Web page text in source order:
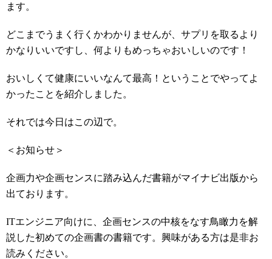
ます。
どこまでうまく行くかわかりませんが、サプリを取るより
かなりいいですし、何よりもめっちゃおいしいのです！
おいしくて健康にいいなんて最高！ということでやってよ
かったことを紹介しました。
それでは今日はこの辺で。
＜お知らせ＞
企画力や企画センスに踏み込んだ書籍がマイナビ出版から
出ております。
ITエンジニア向けに、企画センスの中核をなす鳥瞰力を解
説した初めての企画書の書籍です。興味がある方は是非お
読みください。